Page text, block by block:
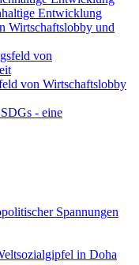
Entwicklung
Wirtschaftslobby und
von Wirtschaftslobby
- eine
Spannungen
in Doha